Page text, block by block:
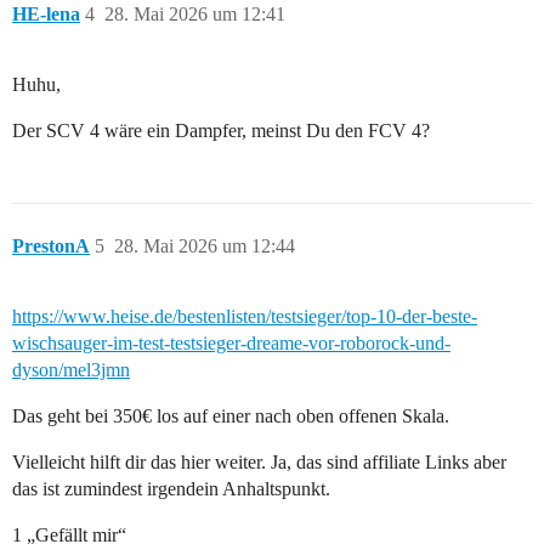
HE-lena 28. Mai 2026 um 12:41
4
Huhu,
Der SCV 4 wäre ein Dampfer, meinst Du den FCV 4?
PrestonA 28. Mai 2026 um 12:44
5
https://www.heise.de/bestenlisten/testsieger/top-10-der-beste-
wischsauger-im-test-testsieger-dreame-vor-roborock-und-
dyson/mel3jmn
Das geht bei 350€ los auf einer nach oben offenen Skala.
Vielleicht hilft dir das hier weiter. Ja, das sind affiliate Links aber
das ist zumindest irgendein Anhaltspunkt.
1 „Gefällt mir“